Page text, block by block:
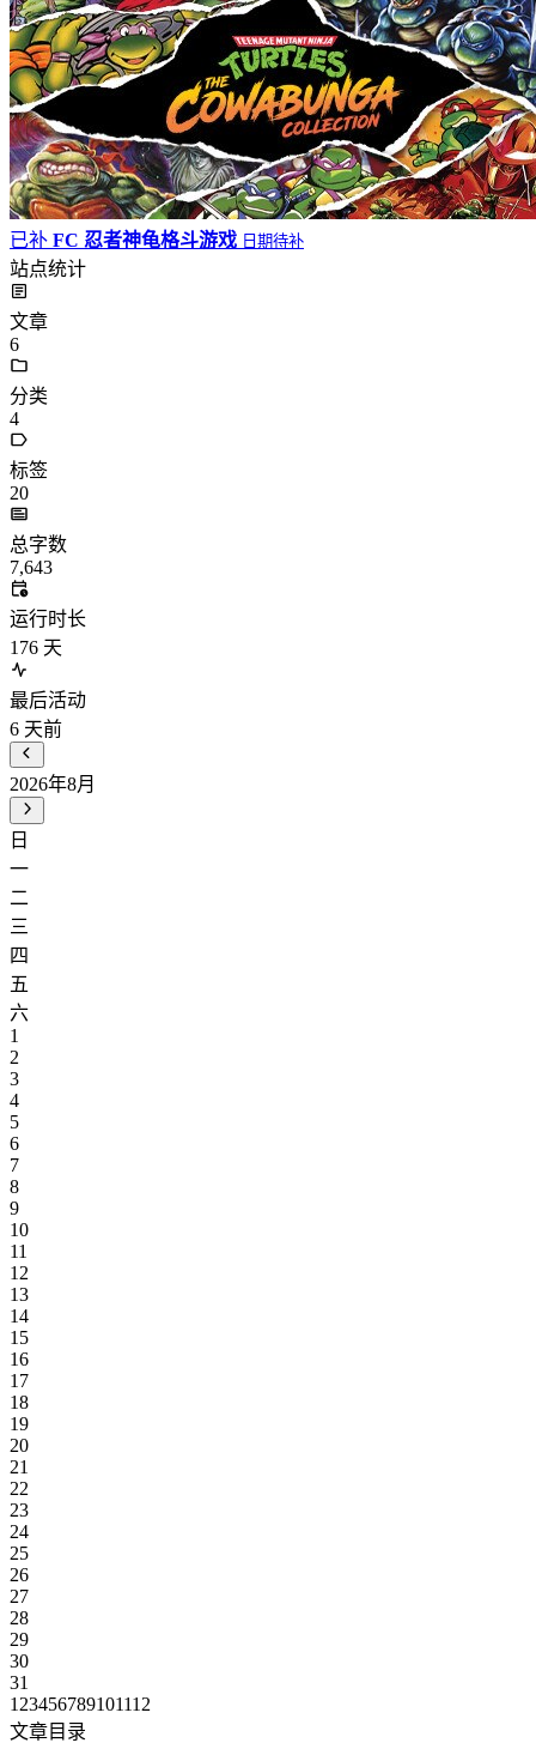
已补 FC 忍者神龟格斗游戏 日期待补
站点统计
文章
6
分类
4
标签
20
总字数
7,643
运行时长
176 天
最后活动
6 天前
2026年8月
日
一
二
三
四
五
六
1
2
3
4
5
6
7
8
9
10
11
12
13
14
15
16
17
18
19
20
21
22
23
24
25
26
27
28
29
30
31
1 23456789101112
文章目录